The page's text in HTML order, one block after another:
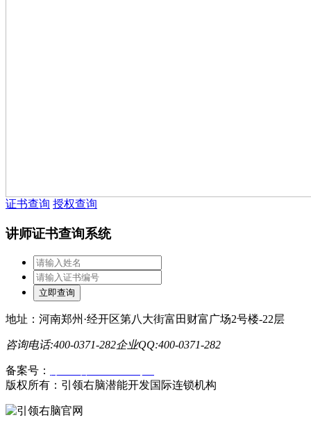
证书查询 授权查询
讲师证书查询系统
地址：河南郑州·经开区第八大街富田财富广场2号楼-22层
咨询电话:400-0371-282企业QQ:400-0371-282
备案号：
版权所有：引领右脑潜能开发国际连锁机构